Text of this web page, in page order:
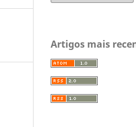
Artigos mais